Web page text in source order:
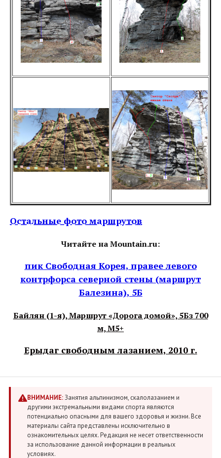
Остальные фото маршрутов
Читайте на Mountain.ru:
пик Свободная Корея, правее левого
контрфорса северной стены (маршрут
Балезина), 5Б
Байлян (1-я), Маршрут «Дорога домой», 5Бз 700
м, М5+
Ерыдаг свободным лазанием, 2010 г.
ВНИМАНИЕ:Занятия альпинизмом, скалолазанием и
другими экстремальными видами спорта являются
потенциально опасными для вашего здоровья и жизни. Все
материалы сайта представлены исключительно в
ознакомительных целях. Редакция не несет ответственности
за использование данной информации в реальных
условиях.